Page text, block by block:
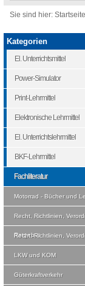
Sie sind hier: Startseite
Kategorien
El. Unterrichtsmittel
Power-Simulator
Print-Lehrmittel
Elektronische Lehrmittel
El. Unterrichtslehrmittel
BKF-Lehrmittel
Fachliteratur
Motorrad - Bücher und
Recht, Richtlinien,
Ratgeber
Recht, Richtlinien,
LKW und KOM
Güterkraftverkehr